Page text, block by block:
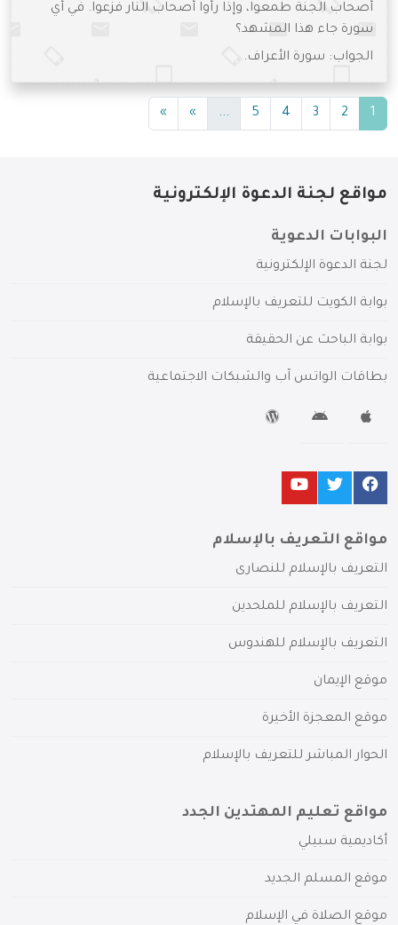
أصحاب الجنة طمعوا، وإذا رأوا أصحاب النار فزعوا. في أي
سورة جاء هذا المشهد؟
الجواب: سورة الأعراف.
1
(current)
2
3
4
5
...
»
»
مواقع لجنة الدعوة الإلكترونية
البوابات الدعوية
لجنة الدعوة الإلكترونية
بوابة الكويت للتعريف بالإسلام
بوابة الباحث عن الحقيقة
بطاقات الواتس آب والشبكات الاجتماعية
مواقع التعريف بالإسلام
التعريف بالإسلام للنصارى
التعريف بالإسلام للملحدين
التعريف بالإسلام للهندوس
موقع الإيمان
موقع المعجزة الأخيرة
الحوار المباشر للتعريف بالإسلام
مواقع تعليم المهتدين الجدد
أكاديمية سبيلي
موقع المسلم الجديد
موقع الصلاة في الإسلام